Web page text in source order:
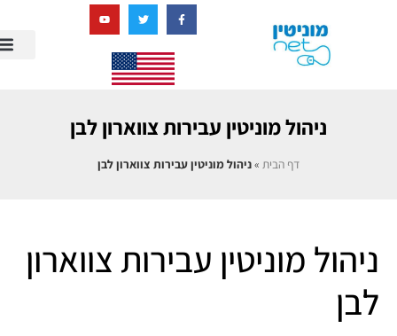
ניהול מוניטין עבירות צווארון לבן
דף הבית»ניהול מוניטין עבירות צווארון לבן
ניהול מוניטין עבירות צווארון
לבן